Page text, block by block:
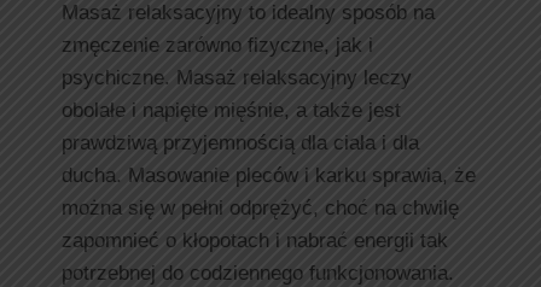
Masaż relaksacyjny to idealny sposób na
zmęczenie zarówno fizyczne, jak i
psychiczne. Masaż relaksacyjny leczy
obolałe i napięte mięśnie, a także jest
prawdziwą przyjemnością dla ciała i dla
ducha. Masowanie pleców i karku sprawia, że
można się w pełni odprężyć, choć na chwilę
zapomnieć o kłopotach i nabrać energii tak
potrzebnej do codziennego funkcjonowania.